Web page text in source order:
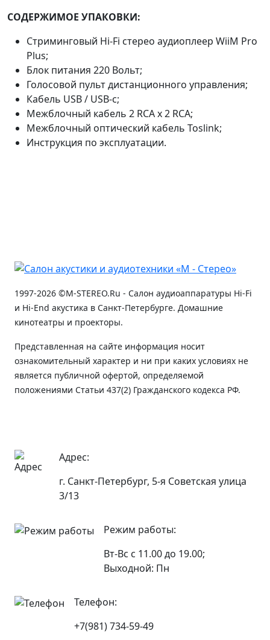
СОДЕРЖИМОЕ УПАКОВКИ:
Стриминговый Hi-Fi стерео аудиоплеер WiiM Pro
Plus;
Блок питания 220 Вольт;
Голосовой пульт дистанционного управления;
Кабель USB / USB-c;
Межблочный кабель 2 RCA x 2 RCA;
Межблочный оптический кабель Toslink;
Инструкция по эксплуатации.
1997-2026 ©M-STEREO.Ru - Салон аудиоаппаратуры Hi-Fi
и Hi-End акустика в Санкт-Петербурге. Домашние
кинотеатры и проекторы.
Представленная на сайте информация носит
ознакомительный характер и ни при каких условиях не
является публичной офертой, определяемой
положениями Статьи 437(2) Гражданского кодекса РФ.
Адрес:
г. Санкт-Петербург, 5-я Советская улица
3/13
Режим работы:
Вт-Вс с 11.00 до 19.00;
Выходной: Пн
Телефон:
+7(981) 734-59-49